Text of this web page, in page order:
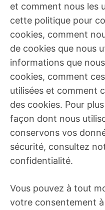
et comment nous les
cette politique pour
cookies, comment
de cookies que nous
informations que
cookies, comment
utilisées et comment
des cookies. Pour
façon dont nous
conservons vos
sécurité, consultez
confidentialité.
Vous pouvez à tout
votre consentement